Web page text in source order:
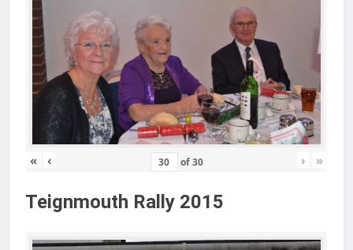
« ‹ of30 › »
Teignmouth Rally 2015